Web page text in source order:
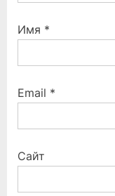
Имя *
Email *
Сайт